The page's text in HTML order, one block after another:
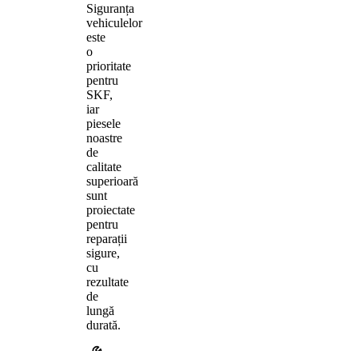
Siguranța
vehiculelor
este
o
prioritate
pentru
SKF,
iar
piesele
noastre
de
calitate
superioară
sunt
proiectate
pentru
reparații
sigure,
cu
rezultate
de
lungă
durată.